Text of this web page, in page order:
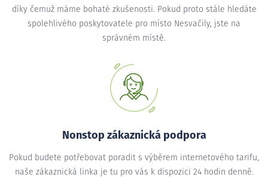
díky čemuž máme bohaté zkušenosti. Pokud proto stále hledáte
spolehlivého poskytovatele pro místo Nesvačily, jste na
správném místě.
Nonstop zákaznická podpora
Pokud budete potřebovat poradit s výběrem internetového tarifu,
naše zákaznická linka je tu pro vás k dispozici 24 hodin denně.